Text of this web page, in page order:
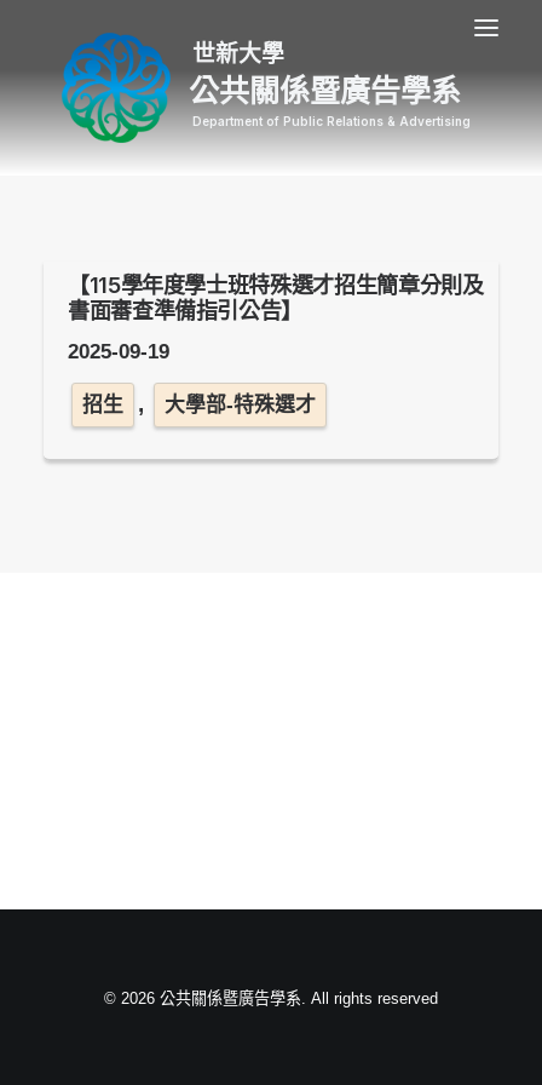
公共關係暨廣告學系
【115學年度學士班特殊選才招生簡章分則及
書面審查準備指引公告】
2025-09-19
招生 , 大學部-特殊選才
© 2026 公共關係暨廣告學系. All rights reserved